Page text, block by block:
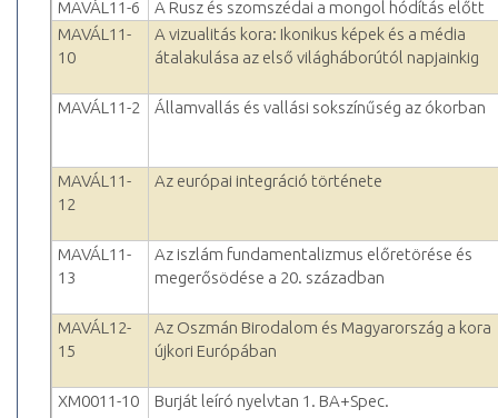
MAVÁL11-6
A Rusz és szomszédai a mongol hódítás előtt
MAVÁL11-
10
A vizualitás kora: Ikonikus képek és a média
átalakulása az első világháborútól napjainkig
MAVÁL11-2 Államvallás és vallási sokszínűség az ókorban
MAVÁL11-
12
Az európai integráció története
MAVÁL11-
13
Az iszlám fundamentalizmus előretörése és
megerősödése a 20. században
MAVÁL12-
15
Az Oszmán Birodalom és Magyarország a kora
újkori Európában
XM0011-10 Burját leíró nyelvtan 1. BA+Spec.